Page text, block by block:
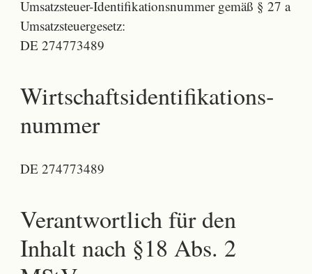
Umsatzsteuer-Identifikationsnummer gemäß § 27 a
Umsatzsteuergesetz:
DE 274773489
Wirtschafts­identifikations­
nummer
DE 274773489
Verantwortlich für den
Inhalt nach §18 Abs. 2